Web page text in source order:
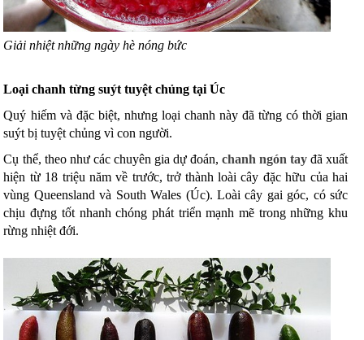
Giải nhiệt những ngày hè nóng bức
Loại chanh từng suýt tuyệt chủng tại Úc
Quý hiếm và đặc biệt, nhưng loại chanh này đã từng có thời gian
suýt bị tuyệt chủng vì con người.
Cụ thể, theo như các chuyên gia dự đoán, chanh ngón tayđã xuất
hiện từ 18 triệu năm về trước, trở thành loài cây đặc hữu của hai
vùng Queensland và South Wales (Úc). Loài cây gai góc, có sức
chịu đựng tốt nhanh chóng phát triển mạnh mẽ trong những khu
rừng nhiệt đới.